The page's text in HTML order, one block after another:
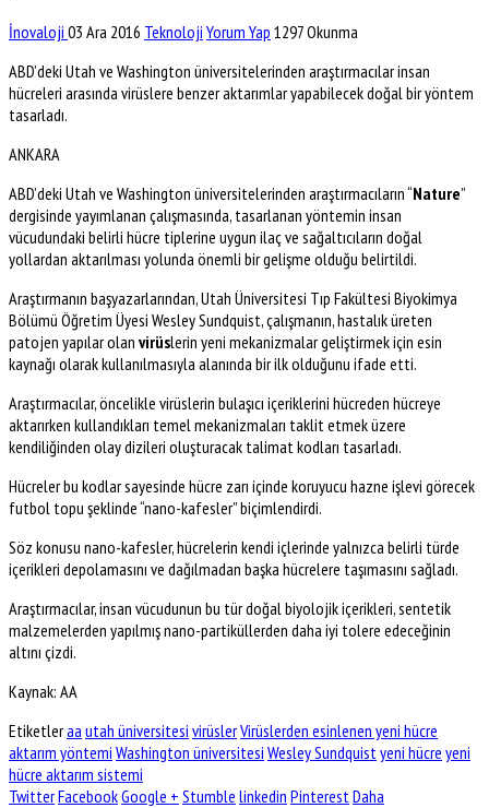
İnovaloji 03 Ara 2016 Teknoloji Yorum Yap 1297 Okunma
ABD’deki Utah ve Washington üniversitelerinden araştırmacılar insan
hücreleri arasında virüslere benzer aktarımlar yapabilecek doğal bir yöntem
tasarladı.
ANKARA
ABD’deki Utah ve Washington üniversitelerinden araştırmacıların “Nature”
dergisinde yayımlanan çalışmasında, tasarlanan yöntemin insan
vücudundaki belirli hücre tiplerine uygun ilaç ve sağaltıcıların doğal
yollardan aktarılması yolunda önemli bir gelişme olduğu belirtildi.
Araştırmanın başyazarlarından, Utah Üniversitesi Tıp Fakültesi Biyokimya
Bölümü Öğretim Üyesi Wesley Sundquist, çalışmanın, hastalık üreten
patojen yapılar olan virüslerin yeni mekanizmalar geliştirmek için esin
kaynağı olarak kullanılmasıyla alanında bir ilk olduğunu ifade etti.
Araştırmacılar, öncelikle virüslerin bulaşıcı içeriklerini hücreden hücreye
aktarırken kullandıkları temel mekanizmaları taklit etmek üzere
kendiliğinden olay dizileri oluşturacak talimat kodları tasarladı.
Hücreler bu kodlar sayesinde hücre zarı içinde koruyucu hazne işlevi görecek
futbol topu şeklinde “nano-kafesler” biçimlendirdi.
Söz konusu nano-kafesler, hücrelerin kendi içlerinde yalnızca belirli türde
içerikleri depolamasını ve dağılmadan başka hücrelere taşımasını sağladı.
Araştırmacılar, insan vücudunun bu tür doğal biyolojik içerikleri, sentetik
malzemelerden yapılmış nano-partiküllerden daha iyi tolere edeceğinin
altını çizdi.
Kaynak: AA
Etiketleraa utah üniversitesi virüslerVirüslerden esinlenen yeni hücre
aktarım yöntemi Washington üniversitesi Wesley Sundquist yeni hücre yeni
hücre aktarım sistemi
TwitterFacebookGoogle + Stumble linkedin Pinterest Daha